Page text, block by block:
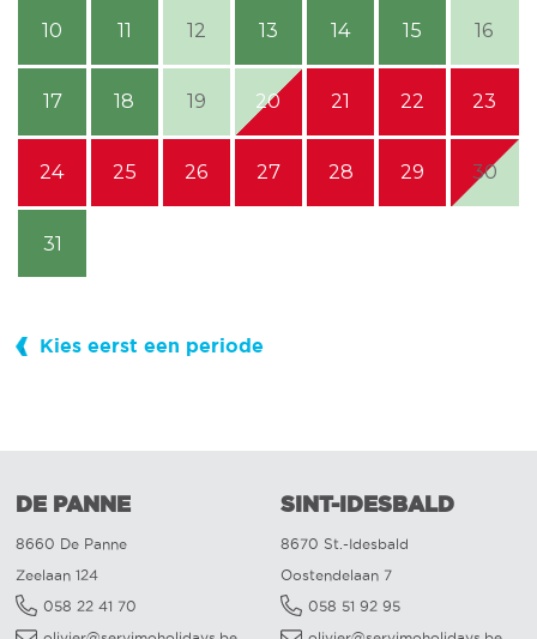
10 11 12 13 14 15 16
17 18 19 20 21 22 23
24 25 26 27 28 29 30
31
Kies eerst een periode
DE PANNE
8660 De Panne
Zeelaan 124
058 22 41 70
SINT-IDESBALD
8670 St.-Idesbald
Oostendelaan 7
058 51 92 95